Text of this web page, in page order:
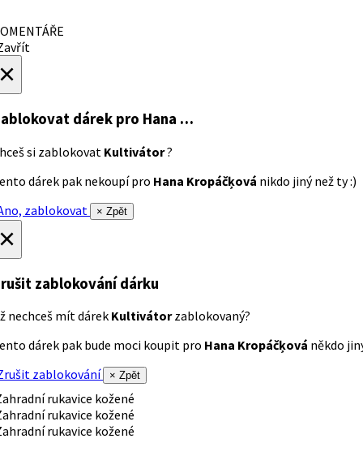
dárek pro Hana …
si zablokovat Kultivátor?
dárek pak nekoupí pro Hana Kropáčķová nikdo jiný než ty :)
zablokovat
× Zpět
zablokování dárku
nechceš mít dárek Kultivátorzablokovaný?
dárek pak bude moci koupit pro Hana Kropáčķová někdo
zablokování
× Zpět